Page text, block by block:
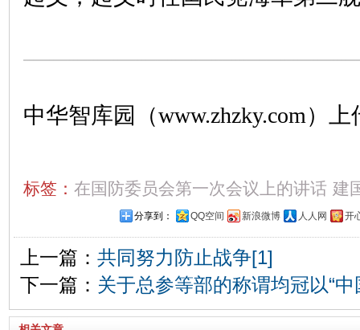
中华智库园（www.zhzky.com）上
标签： 在国防委员会第一次会议上的讲话 建
分享到： QQ空间 新浪微博 人人网 开
上一篇： 共同努力防止战争[1]
下一篇： 关于总参等部的称谓均冠以“